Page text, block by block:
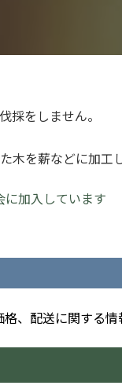
採をしません。
を薪などに加工
加入しています
、配送に関する情